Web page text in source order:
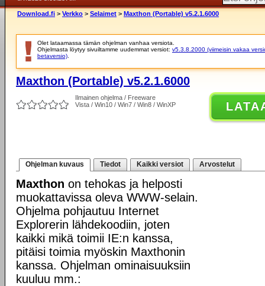
Download.fi > Verkko > Selaimet > Maxthon (Portable) v5.2.1.6000
Olet lataamassa tämän ohjelman vanhaa versiota.
Ohjelmasta löytyy sivuiltamme uudemmat versiot: v5.3.8.2000 (viimeisin vakaa
betaversio)
Maxthon (Portable) v5.2.1.6000
Ilmainen ohjelma / Freeware
Vista / Win10 / Win7 / Win8 / WinXP
Ohjelman kuvaus Tiedot Kaikki versiot Arvostelut
Maxthon on tehokas ja helposti
muokattavissa oleva WWW-selain.
Ohjelma pohjautuu Internet
Explorerin lähdekoodiin, joten
kaikki mikä toimii IE:n kanssa,
pitäisi toimia myöskin Maxthonin
kanssa. Ohjelman ominaisuuksiin
kuuluu mm.: